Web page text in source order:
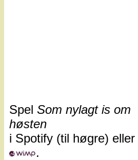
Spel Som nylagt is om
høsten
i Spotify (til høgre) eller
.